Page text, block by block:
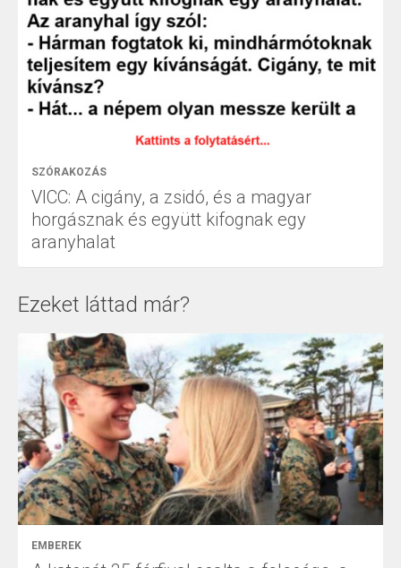
SZÓRAKOZÁS
VICC: A cigány, a zsidó, és a magyar
horgásznak és együtt kifognak egy
aranyhalat
Ezeket láttad már?
EMBEREK